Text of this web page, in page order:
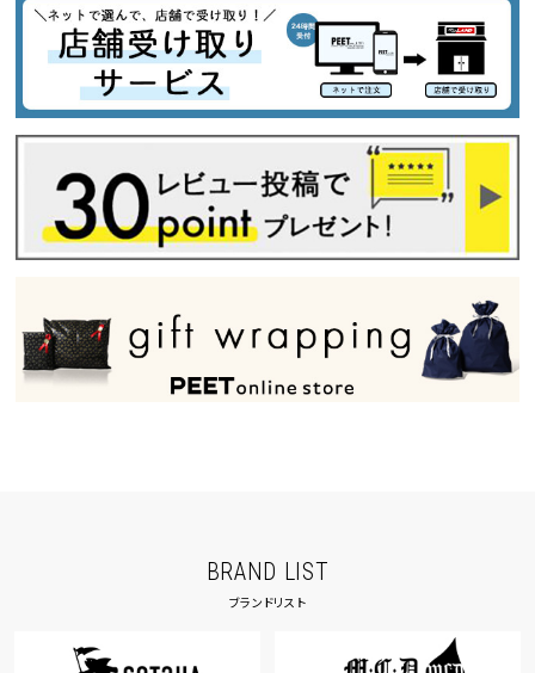
BRAND LIST
ブランドリスト